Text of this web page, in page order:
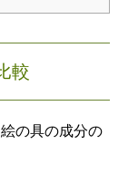
較
の具の成分の